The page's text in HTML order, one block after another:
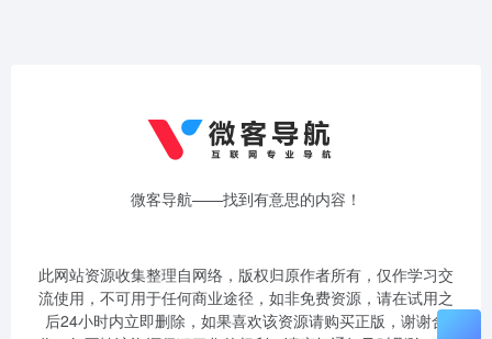
微客导航——找到有意思的内容！
此网站资源收集整理自网络，版权归原作者所有，仅作学习交
流使用，不可用于任何商业途径，如非免费资源，请在试用之
后24小时内立即删除，如果喜欢该资源请购买正版，谢谢合